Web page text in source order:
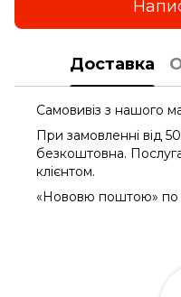
Доставка
Самовивіз з нашого
При замовленні від
безкоштовна.
клієнтом.
«Нововю поштою» по